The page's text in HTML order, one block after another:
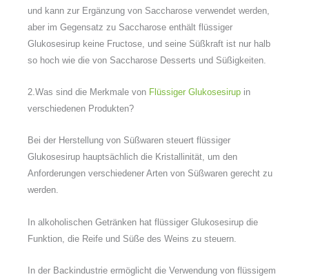
und kann zur Ergänzung von Saccharose verwendet werden,
aber im Gegensatz zu Saccharose enthält flüssiger
Glukosesirup keine Fructose, und seine Süßkraft ist nur halb
so hoch wie die von Saccharose Desserts und Süßigkeiten.
2.Was sind die Merkmale von Flüssiger Glukosesirup in
verschiedenen Produkten?
Bei der Herstellung von Süßwaren steuert flüssiger
Glukosesirup hauptsächlich die Kristallinität, um den
Anforderungen verschiedener Arten von Süßwaren gerecht zu
werden.
In alkoholischen Getränken hat flüssiger Glukosesirup die
Funktion, die Reife und Süße des Weins zu steuern.
In der Backindustrie ermöglicht die Verwendung von flüssigem